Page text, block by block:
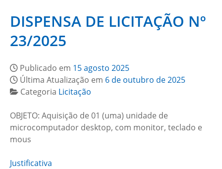
DISPENSA DE LICITAÇÃO Nº
23/2025
Publicado em 15 agosto 2025
Última Atualização em 6 de outubro de 2025
Categoria Licitação
OBJETO: Aquisição de 01 (uma) unidade de
microcomputador desktop, com monitor, teclado e
mous
Justificativa